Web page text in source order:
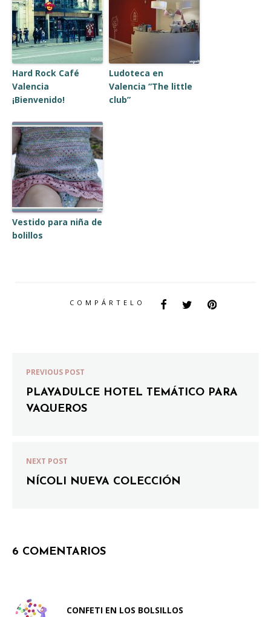
Hard Rock Café
Valencia
¡Bienvenido!
Ludoteca en
Valencia “The little
club”
Vestido para niña de
bolillos
COMPÁRTELO
PREVIOUS POST
PLAYADULCE HOTEL TEMÁTICO PARA
VAQUEROS
NEXT POST
NÍCOLI NUEVA COLECCIÓN
6 COMENTARIOS
CONFETI EN LOS BOLSILLOS